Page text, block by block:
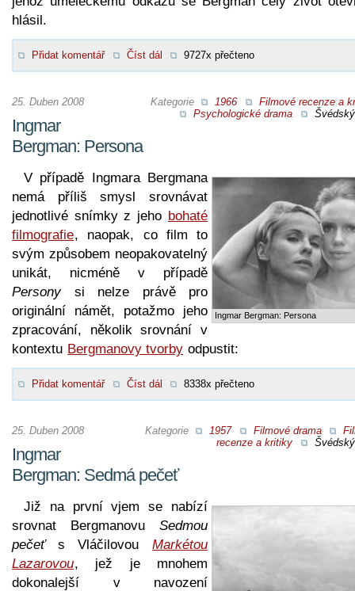
hlásil.
Přidat komentář Číst dál 9727x přečteno
Kategorie 1966
Filmové recenze a
Psychologické drama
25. Duben 2008
Ingmar
Bergman: Persona
Ingmar Bergman: Persona
V případě Ingmara Bergmana
nemá příliš smysl srovnávat
jednotlivé snímky z jeho bohaté
filmografie, naopak, co film to
svým způsobem neopakovatelný
unikát, nicméně v případě
Personysi nelze právě pro
originální námět, potažmo jeho
zpracování, několik srovnání v
kontextu Bergmanovy tvorby odpustit:
Přidat komentář Číst dál 8338x přečteno
Kategorie 1957 Filmové drama
recenze a kritiky
25. Duben 2008
Ingmar
Bergman: Sedmá pečeť
Již na první vjem se nabízí
srovnat Bergmanovu Sedmou
pečeťs Vláčilovou Markétou
Lazarovou, jež je mnohem
dokonalejší v navození